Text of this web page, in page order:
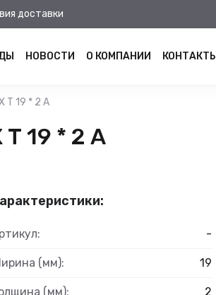
доставки
НОВОСТИ О КОМПАНИИ КОНТАКТЫ
Т 19 * 2 А
19 * 2 А
-
(мм): 19
(мм): 2